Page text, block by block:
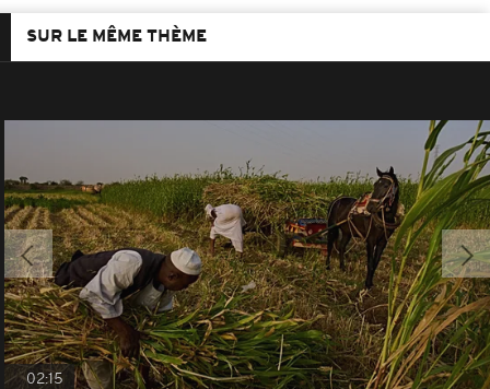
SUR LE MÊME THÈME
02:15